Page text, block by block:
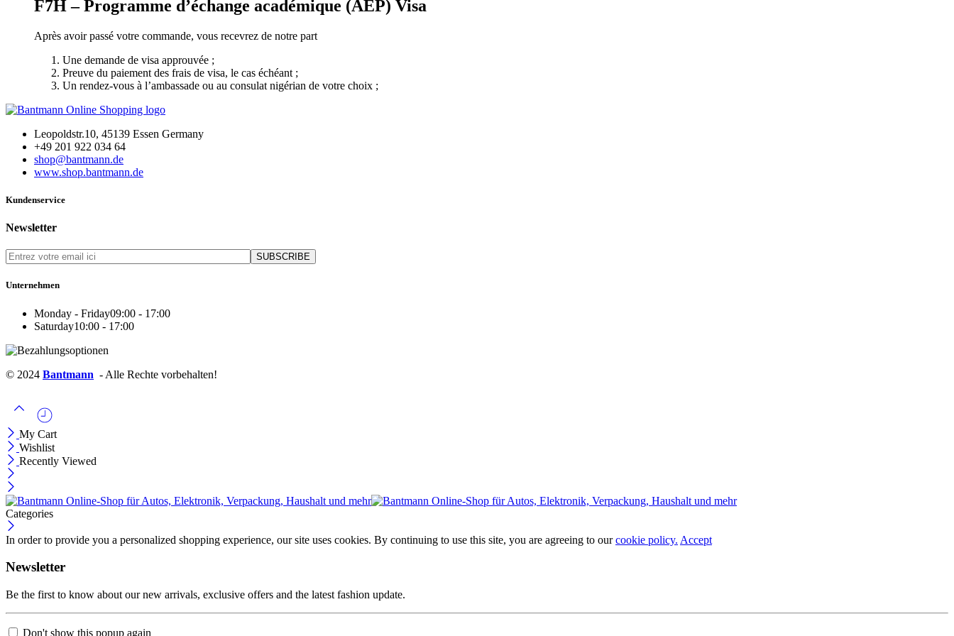
F7H – Programme d’échange académique (AEP) Visa
Après avoir passé votre commande, vous recevrez de notre part
Une demande de visa approuvée ;
Preuve du paiement des frais de visa, le cas échéant ;
Un rendez-vous à l’ambassade ou au consulat nigérian de votre choix ;
Leopoldstr.10, 45139 Essen Germany
+49 201 922 034 64
shop@bantmann.de
www.shop.bantmann.de
Kundenservice
Newsletter
Unternehmen
Monday - Friday09:00 - 17:00
Saturday10:00 - 17:00
© 2024 Bantmann - Alle Rechte vorbehalten!
My Cart
Wishlist
Recently Viewed
Categories
In order to provide you a personalized shopping experience, our site uses cookies. By continuing to use this site, you are agreeing to ourcookie policy. Accept
Newsletter
Be the first to know about our new arrivals, exclusive offers and the latest fashion update.
Don't show this popup again